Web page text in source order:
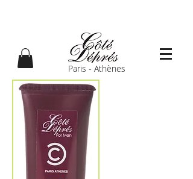
Paris - Athènes